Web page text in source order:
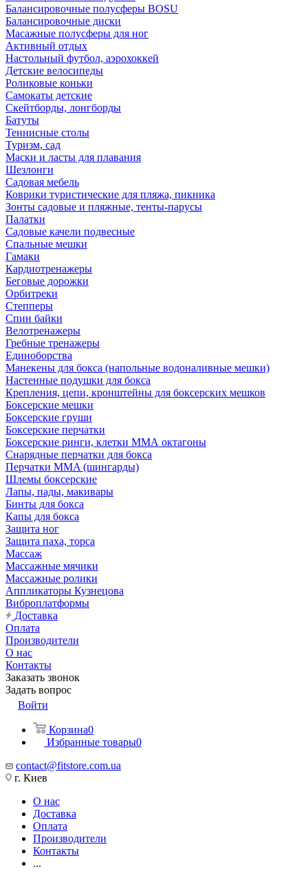
Балансировочные полусферы BOSU
Балансировочные диски
Масажные полусферы для ног
Активный отдых
Настольный футбол, аэрохоккей
Детские велосипеды
Роликовые коньки
Самокаты детские
Скейтборды, лонгборды
Батуты
Теннисные столы
Туризм, сад
Маски и ласты для плавания
Шезлонги
Садовая мебель
Коврики туристические для пляжа, пикника
Зонты садовые и пляжные, тенты-парусы
Палатки
Садовые качели подвесные
Спальные мешки
Гамаки
Кардиотренажеры
Беговые дорожки
Орбитреки
Степперы
Спин байки
Велотренажеры
Гребные тренажеры
Единоборства
Манекены для бокса (напольные водоналивные мешки)
Настенные подушки для бокса
Крепления, цепи, кронштейны для боксерских мешков
Боксерские мешки
Боксерские груши
Боксерские перчатки
Боксерские ринги, клетки ММА октагоны
Снарядные перчатки для бокса
Перчатки MMA (шингарды)
Шлемы боксерские
Лапы, пады, макивары
Бинты для бокса
Капы для бокса
Защита ног
Защита паха, торса
Массаж
Массажные мячики
Массажные ролики
Аппликаторы Кузнецова
Виброплатформы
Доставка
Оплата
Производители
О нас
Контакты
Заказать звонок
Задать вопрос
Войти
Корзина0
Избранные товары0
contact@fitstore.com.ua
г. Киев
О нас
Доставка
Оплата
Производители
Контакты
...